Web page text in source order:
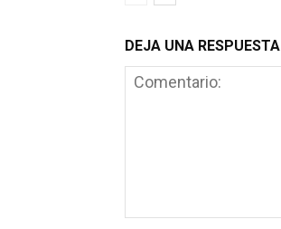
DEJA UNA RESPUESTA